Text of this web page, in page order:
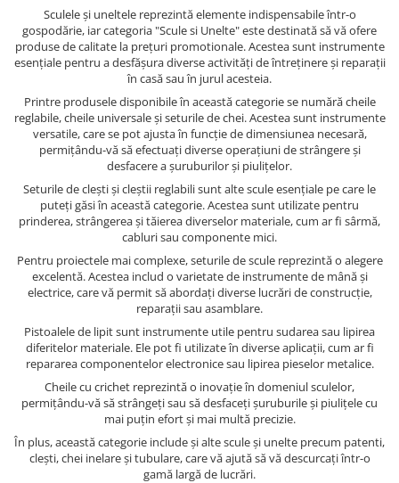
Sculele și uneltele reprezintă elemente indispensabile într-o
gospodărie, iar categoria "Scule si Unelte" este destinată să vă ofere
produse de calitate la prețuri promotionale. Acestea sunt instrumente
esențiale pentru a desfășura diverse activități de întreținere și reparații
în casă sau în jurul acesteia.
Printre produsele disponibile în această categorie se numără cheile
reglabile, cheile universale și seturile de chei. Acestea sunt instrumente
versatile, care se pot ajusta în funcție de dimensiunea necesară,
permițându-vă să efectuați diverse operațiuni de strângere și
desfacere a șuruburilor și piulițelor.
Seturile de clești și cleștii reglabili sunt alte scule esențiale pe care le
puteți găsi în această categorie. Acestea sunt utilizate pentru
prinderea, strângerea și tăierea diverselor materiale, cum ar fi sârmă,
cabluri sau componente mici.
Pentru proiectele mai complexe, seturile de scule reprezintă o alegere
excelentă. Acestea includ o varietate de instrumente de mână și
electrice, care vă permit să abordați diverse lucrări de construcție,
reparații sau asamblare.
Pistoalele de lipit sunt instrumente utile pentru sudarea sau lipirea
diferitelor materiale. Ele pot fi utilizate în diverse aplicații, cum ar fi
repararea componentelor electronice sau lipirea pieselor metalice.
Cheile cu crichet reprezintă o inovație în domeniul sculelor,
permițându-vă să strângeți sau să desfaceți șuruburile și piulițele cu
mai puțin efort și mai multă precizie.
În plus, această categorie include și alte scule și unelte precum patenti,
clești, chei inelare și tubulare, care vă ajută să vă descurcați într-o
gamă largă de lucrări.